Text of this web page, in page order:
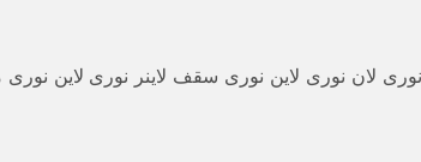
لان نوری لاین نوری سقف لاینر نوری لاین